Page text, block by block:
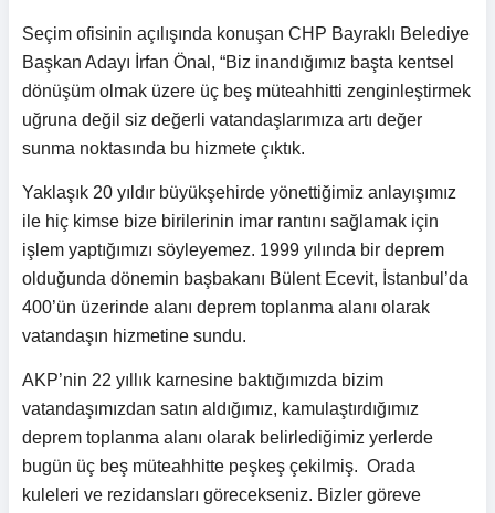
Seçim ofisinin açılışında konuşan CHP Bayraklı Belediye
Başkan Adayı İrfan Önal, “Biz inandığımız başta kentsel
dönüşüm olmak üzere üç beş müteahhitti zenginleştirmek
uğruna değil siz değerli vatandaşlarımıza artı değer
sunma noktasında bu hizmete çıktık.
Yaklaşık 20 yıldır büyükşehirde yönettiğimiz anlayışımız
ile hiç kimse bize birilerinin imar rantını sağlamak için
işlem yaptığımızı söyleyemez. 1999 yılında bir deprem
olduğunda dönemin başbakanı Bülent Ecevit, İstanbul’da
400’ün üzerinde alanı deprem toplanma alanı olarak
vatandaşın hizmetine sundu.
AKP’nin 22 yıllık karnesine baktığımızda bizim
vatandaşımızdan satın aldığımız, kamulaştırdığımız
deprem toplanma alanı olarak belirlediğimiz yerlerde
bugün üç beş müteahhitte peşkeş çekilmiş. Orada
kuleleri ve rezidansları görecekseniz. Bizler göreve